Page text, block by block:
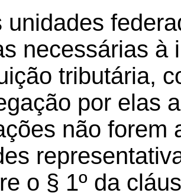
unidades
necessárias à
tributária,
por elas
não forem
o § 1º da